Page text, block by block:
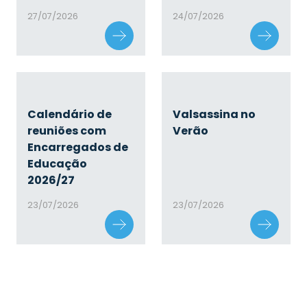
27/07/2026 24/07/2026
Calendário de
reuniões com
Encarregados de
Educação
2026/27
23/07/2026
Valsassina no
Verão
23/07/2026